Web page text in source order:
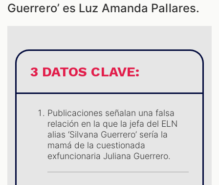
Guerrero’ es Luz Amanda Pallares.
3 DATOS CLAVE:
Publicaciones señalan una falsa
relación en la que la jefa del ELN
alias ‘Silvana Guerrero’ sería la
mamá de la cuestionada
exfuncionaria Juliana Guerrero.